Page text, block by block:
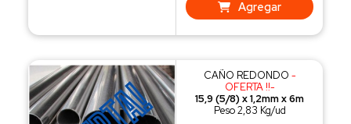
Agregar
CAÑO REDONDO -
OFERTA !!-
15,9 (5/8) x 1,2mm x 6m
Peso 2,83 Kg/ud